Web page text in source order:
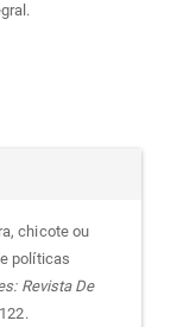
chicote ou
políticas
Revista De